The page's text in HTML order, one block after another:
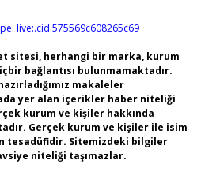
live:.cid.575569c608265c69
sitesi, herhangi bir marka, kurum
bağlantısı bulunmamaktadır.
makaleler
yer alan içerikler haber niteliği
kurum ve kişiler hakkında
Gerçek kurum ve kişiler ile isim
tesadüfidir. Sitemizdeki bilgiler
niteliği taşımazlar.